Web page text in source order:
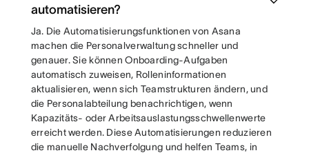
automatisieren?
Ja. Die Automatisierungsfunktionen von Asana
machen die Personalverwaltung schneller und
genauer. Sie können Onboarding-Aufgaben
automatisch zuweisen, Rolleninformationen
aktualisieren, wenn sich Teamstrukturen ändern, und
die Personalabteilung benachrichtigen, wenn
Kapazitäts- oder Arbeitsauslastungsschwellenwerte
erreicht werden. Diese Automatisierungen reduzieren
die manuelle Nachverfolgung und helfen Teams, in